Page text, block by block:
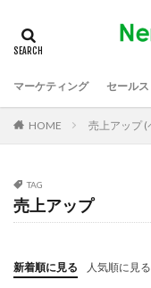
マーケティング セールス
HOME 売上アップ (
TAG
売上アップ
新着順に見る 人気順に見る